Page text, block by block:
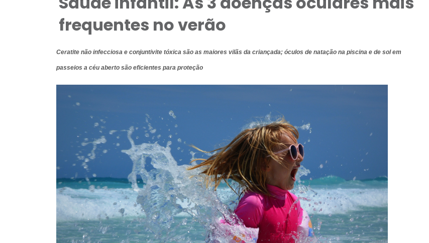
frequentes no verão
Ceratite não infecciosa e conjuntivite tóxica são as maiores vilãs da criançada; óculos de natação na piscina e de sol em
passeios a céu aberto são eficientes para proteção